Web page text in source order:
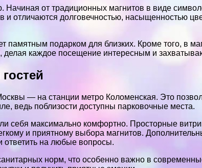
от традиционных магнитов в виде
отличаются долговечностью, насыщенностью
памятным подарком для близких. Кроме того, в
делая каждое посещение интересным и
— на станции метро Коломенская. Это
ведь поблизости доступны парковочные места.
себя максимально комфортно. Просторные
и приятному выбора магнитов.
ответить на любые вопросы.
норм, что особенно важно в